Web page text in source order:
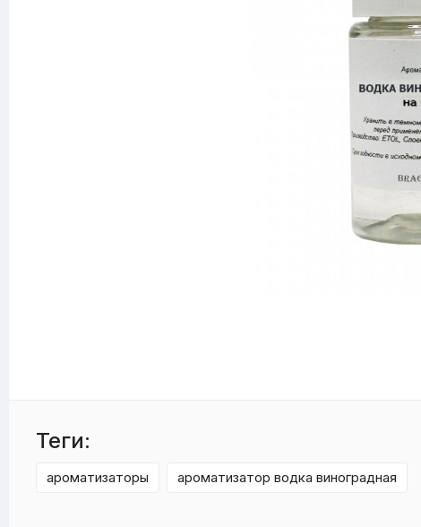
Теги:
ароматизаторы ароматизатор водка виноградная